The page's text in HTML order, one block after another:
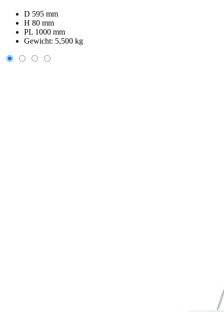
D 595 mm
H 80 mm
PL 1000 mm
Gewicht: 5,500 kg